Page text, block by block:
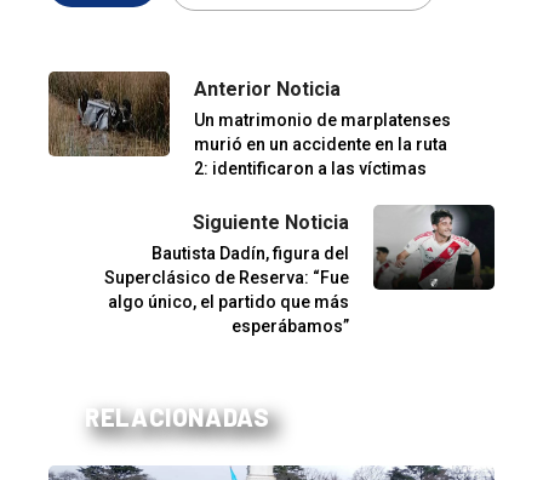
Anterior Noticia
Un matrimonio de marplatenses
murió en un accidente en la ruta
2: identificaron a las víctimas
Siguiente Noticia
Bautista Dadín, figura del
Superclásico de Reserva: “Fue
algo único, el partido que más
esperábamos”
RELACIONADAS